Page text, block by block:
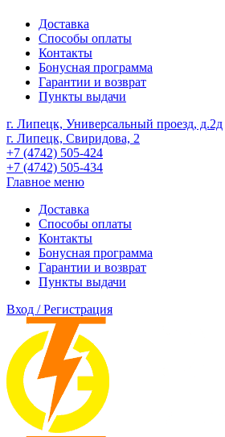
Доставка
Способы оплаты
Контакты
Бонусная программа
Гарантии и возврат
Пункты выдачи
г. Липецк, Универсальный проезд, д.2д
г. Липецк, Свиридова, 2
+7 (4742) 505-424
+7 (4742) 505-434
Главное меню
Доставка
Способы оплаты
Контакты
Бонусная программа
Гарантии и возврат
Пункты выдачи
Вход / Регистрация